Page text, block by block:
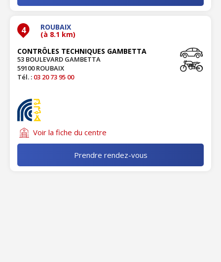
4 ROUBAIX
(à 8.1 km)
CONTRÔLES TECHNIQUES GAMBETTA
53 BOULEVARD GAMBETTA
59100 ROUBAIX
Tél. : 03 20 73 95 00
Voir la fiche du centre
Prendre rendez-vous